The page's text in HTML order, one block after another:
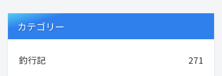
カテゴリー
釣行記
271